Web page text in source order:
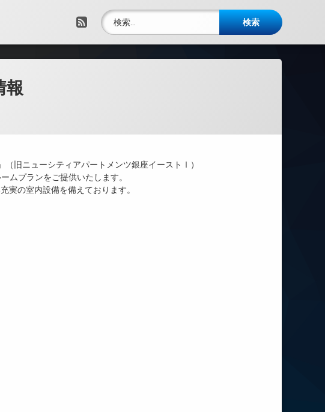
RSS
検索:
報
旧ニューシティアパートメンツ銀座イーストⅠ）
ムプランをご提供いたします。
実の室内設備を備えております。